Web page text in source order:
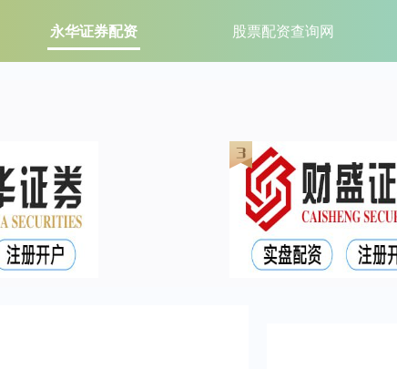
永华证券配资 股票配资查询网